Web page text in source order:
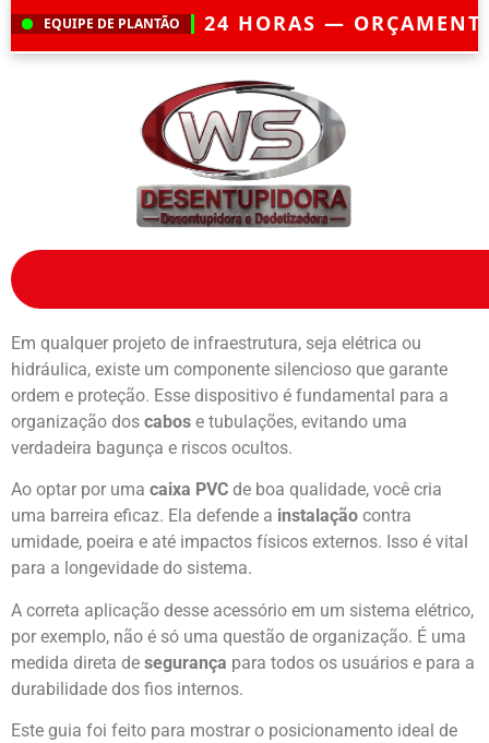
EQUIPE DE PLANTÃO
HORAS — ORÇAMENTO GRÁTIS —
Em qualquer projeto de infraestrutura, seja elétrica ou
hidráulica, existe um componente silencioso que garante
ordem e proteção. Esse dispositivo é fundamental para a
organização dos cabos e tubulações, evitando uma
verdadeira bagunça e riscos ocultos.
Ao optar por uma caixa PVC de boa qualidade, você cria
uma barreira eficaz. Ela defende a instalação contra
umidade, poeira e até impactos físicos externos. Isso é vital
para a longevidade do sistema.
A correta aplicação desse acessório em um sistema elétrico,
por exemplo, não é só uma questão de organização. É uma
medida direta de segurança para todos os usuários e para a
durabilidade dos fios internos.
Este guia foi feito para mostrar o posicionamento ideal de